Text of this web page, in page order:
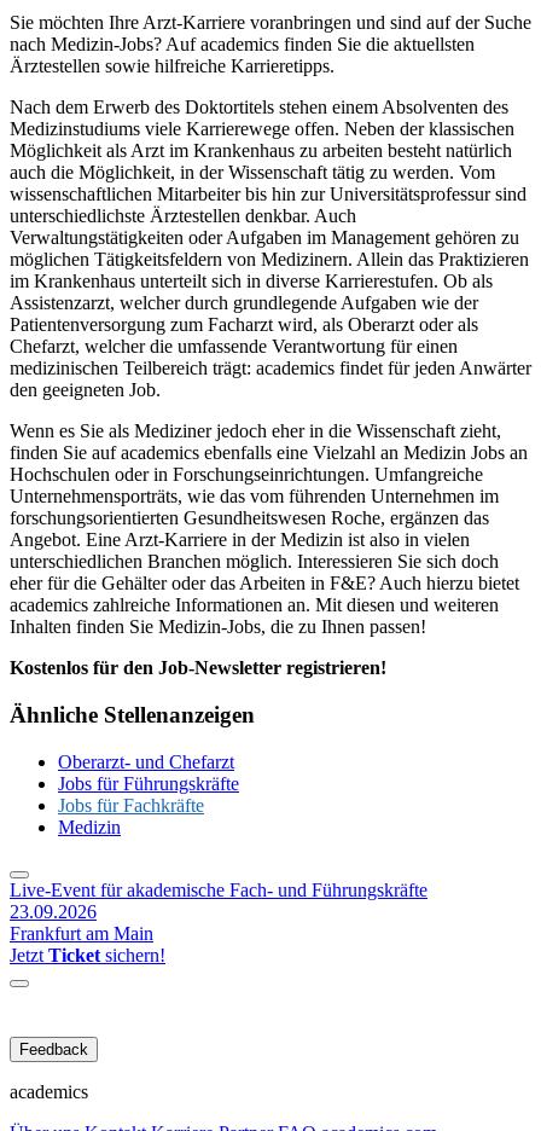
Sie möchten Ihre Arzt-Karriere voranbringen und sind auf der Suche
nach Medizin-Jobs? Auf academics finden Sie die aktuellsten
Ärztestellen sowie hilfreiche Karrieretipps.
Nach dem Erwerb des Doktortitels stehen einem Absolventen des
Medizinstudiums viele Karrierewege offen. Neben der klassischen
Möglichkeit als Arzt im Krankenhaus zu arbeiten besteht natürlich
auch die Möglichkeit, in der Wissenschaft tätig zu werden. Vom
wissenschaftlichen Mitarbeiter bis hin zur Universitätsprofessur sind
unterschiedlichste Ärztestellen denkbar. Auch
Verwaltungstätigkeiten oder Aufgaben im Management gehören zu
möglichen Tätigkeitsfeldern von Medizinern. Allein das Praktizieren
im Krankenhaus unterteilt sich in diverse Karrierestufen. Ob als
Assistenzarzt, welcher durch grundlegende Aufgaben wie der
Patientenversorgung zum Facharzt wird, als Oberarzt oder als
Chefarzt, welcher die umfassende Verantwortung für einen
medizinischen Teilbereich trägt: academics findet für jeden Anwärter
den geeigneten Job.
Wenn es Sie als Mediziner jedoch eher in die Wissenschaft zieht,
finden Sie auf academics ebenfalls eine Vielzahl an Medizin Jobs an
Hochschulen oder in Forschungseinrichtungen. Umfangreiche
Unternehmensporträts, wie das vom führenden Unternehmen im
forschungsorientierten Gesundheitswesen Roche, ergänzen das
Angebot. Eine Arzt-Karriere in der Medizin ist also in vielen
unterschiedlichen Branchen möglich. Interessieren Sie sich doch
eher für die Gehälter oder das Arbeiten in F&E? Auch hierzu bietet
academics zahlreiche Informationen an. Mit diesen und weiteren
Inhalten finden Sie Medizin-Jobs, die zu Ihnen passen!
Kostenlos für den Job-Newsletter registrieren!
Ähnliche Stellenanzeigen
Oberarzt- und Chefarzt
Jobs für Führungskräfte
Jobs für Fachkräfte
Medizin
Live-Event für akademische Fach- und Führungskräfte
23.09.2026
Frankfurt am Main
Jetzt Ticket sichern!
Feedback
academics